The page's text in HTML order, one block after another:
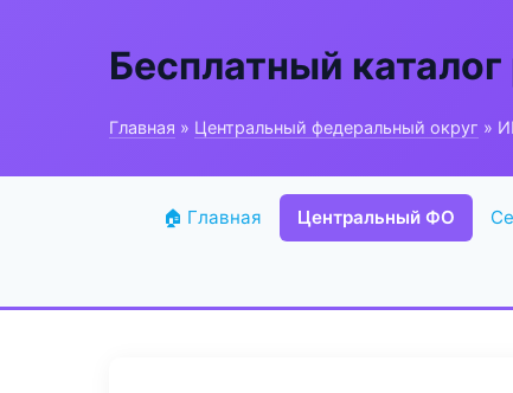
Бесплатный
Главная » Центральный федеральный округ »
🏠 Главная Центральный ФО